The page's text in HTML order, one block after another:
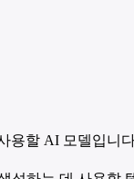
용할 AI 모델입니